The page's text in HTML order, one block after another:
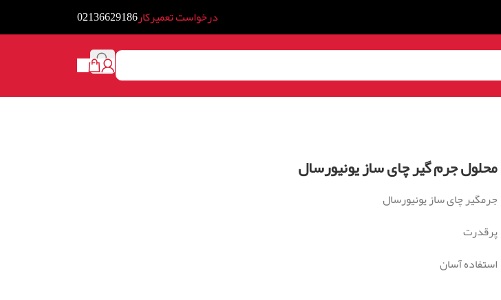
درخواست تعمیرکار02136629186
محلول جرم گیر چای ساز یونیورسال
جرمگیر چای ساز یونیورسال
پرقدرت
استفاده آسان